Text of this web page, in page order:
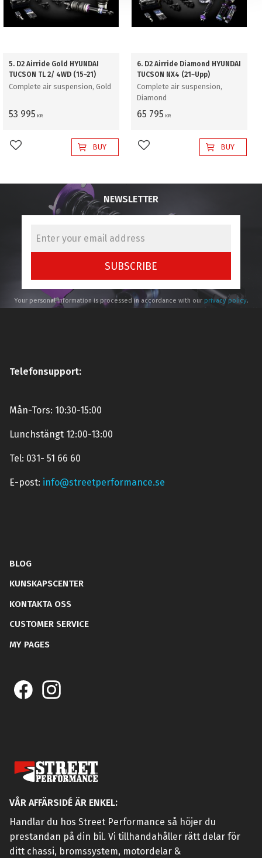
5. D2 Airride Gold HYUNDAI
TUCSON TL 2/ 4WD (15~21)
Complete air suspension, Gold
53 995 KR
Add to favorites BUY
6. D2 Airride Diamond HYUNDAI
TUCSON NX4 (21~Upp)
Complete air suspension,
Diamond
65 795 KR
Add to favorites BUY
NEWSLETTER
SUBSCRIBE
Your personal information is processed in accordance with our privacy policy.
Telefonsupport:
Mån-Tors: 10:30-15:00
Lunchstängt 12:00-13:00
Tel: 031- 51 66 60
E-post: info@streetperformance.se
BLOG
KUNSKAPSCENTER
KONTAKTA OSS
CUSTOMER SERVICE
MY PAGES
VÅR AFFÄRSIDÉ ÄR ENKEL:
Handlar du hos Street Performance så höjer du
prestandan på din bil. Vi tillhandahåller rätt delar för
ditt chassi, bromssystem, motordelar &